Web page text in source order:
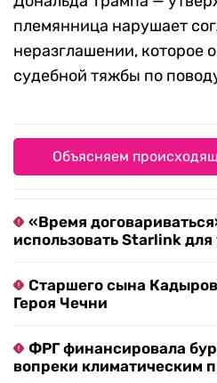
племянница нарушает
неразглашении, которое
судебной тяжбы по
Объясняем
«Время
использовать Starlink
Старшего сына
Героя Чечни
ФРГ финансировала
вопреки климатическим